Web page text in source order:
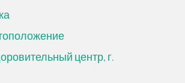
центр, г.